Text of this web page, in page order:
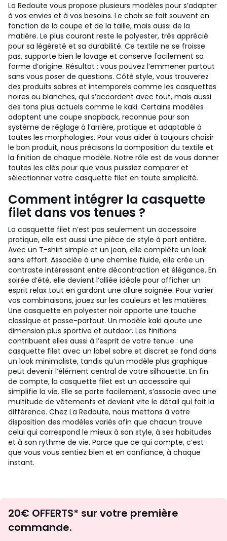
La Redoute vous propose plusieurs modèles pour s’adapter
à vos envies et à vos besoins. Le choix se fait souvent en
fonction de la coupe et de la taille, mais aussi de la
matière. Le plus courant reste le polyester, très apprécié
pour sa légèreté et sa durabilité. Ce textile ne se froisse
pas, supporte bien le lavage et conserve facilement sa
forme d’origine. Résultat : vous pouvez l’emmener partout
sans vous poser de questions. Côté style, vous trouverez
des produits sobres et intemporels comme les casquettes
noires ou blanches, qui s’accordent avec tout, mais aussi
des tons plus actuels comme le kaki. Certains modèles
adoptent une coupe snapback, reconnue pour son
système de réglage à l’arrière, pratique et adaptable à
toutes les morphologies. Pour vous aider à toujours choisir
le bon produit, nous précisons la composition du textile et
la finition de chaque modèle. Notre rôle est de vous donner
toutes les clés pour que vous puissiez comparer et
sélectionner votre casquette filet en toute simplicité.
Comment intégrer la casquette
filet dans vos tenues ?
La casquette filet n’est pas seulement un accessoire
pratique, elle est aussi une pièce de style à part entière.
Avec un T-shirt simple et un jean, elle complète un look
sans effort. Associée à une chemise fluide, elle crée un
contraste intéressant entre décontraction et élégance. En
soirée d’été, elle devient l’alliée idéale pour afficher un
esprit relax tout en gardant une allure soignée. Pour varier
vos combinaisons, jouez sur les couleurs et les matières.
Une casquette en polyester noir apporte une touche
classique et passe-partout. Un modèle kaki ajoute une
dimension plus sportive et outdoor. Les finitions
contribuent elles aussi à l’esprit de votre tenue : une
casquette filet avec un label sobre et discret se fond dans
un look minimaliste, tandis qu’un modèle plus graphique
peut devenir l’élément central de votre silhouette. En fin
de compte, la casquette filet est un accessoire qui
simplifie la vie. Elle se porte facilement, s’associe avec une
multitude de vêtements et devient vite le détail qui fait la
différence. Chez La Redoute, nous mettons à votre
disposition des modèles variés afin que chacun trouve
celui qui correspond le mieux à son style, à ses habitudes
et à son rythme de vie. Parce que ce qui compte, c’est
que vous vous sentiez bien et en confiance, à chaque
instant.
d'inspirations
20€ OFFERTS* sur votre première
commande.